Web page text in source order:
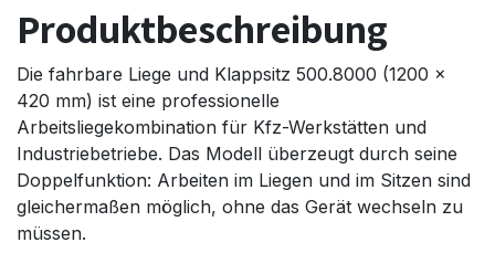
Produktbeschreibung
Die fahrbare Liege und Klappsitz 500.8000 (1200 x
420 mm) ist eine professionelle
Arbeitsliegekombination für Kfz-Werkstätten und
Industriebetriebe. Das Modell überzeugt durch seine
Doppelfunktion: Arbeiten im Liegen und im Sitzen sind
gleichermaßen möglich, ohne das Gerät wechseln zu
müssen.